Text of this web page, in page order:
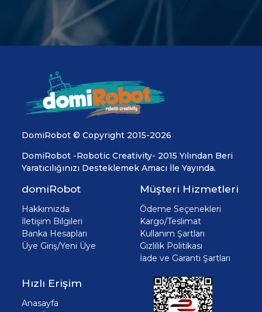
DomiRobot © Copyright 2015-2026
DomiRobot -Robotic Creativity- 2015 Yılından Beri
Yaratıcılığınızı Desteklemek Amacı İle Yayında.
domiRobot
Hakkımızda
İletişim Bilgileri
Banka Hesapları
Üye Giriş/Yeni Üye
Müşteri Hizmetleri
Ödeme Seçenekleri
Kargo/Teslimat
Kullanım Şartları
Gizlilik Politikası
İade ve Garanti Şartları
Hızlı Erişim
Anasayfa